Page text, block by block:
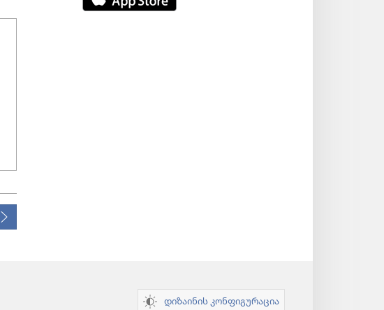
on
დიზაინის კონფიგურაცია